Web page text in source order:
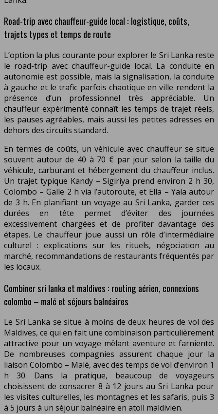
Road-trip avec chauffeur-guide local : logistique, coûts,
trajets types et temps de route
L’option la plus courante pour explorer le Sri Lanka reste
le road-trip avec chauffeur-guide local. La conduite en
autonomie est possible, mais la signalisation, la conduite
à gauche et le trafic parfois chaotique en ville rendent la
présence d’un professionnel très appréciable. Un
chauffeur expérimenté connaît les temps de trajet réels,
les pauses agréables, mais aussi les petites adresses en
dehors des circuits standard.
En termes de coûts, un véhicule avec chauffeur se situe
souvent autour de 40 à 70 € par jour selon la taille du
véhicule, carburant et hébergement du chauffeur inclus.
Un trajet typique Kandy – Sigiriya prend environ 2 h 30,
Colombo – Galle 2 h via l’autoroute, et Ella – Yala autour
de 3 h. En planifiant un voyage au Sri Lanka, garder ces
durées en tête permet d’éviter des journées
excessivement chargées et de profiter davantage des
étapes. Le chauffeur joue aussi un rôle d’intermédiaire
culturel : explications sur les rituels, négociation au
marché, recommandations de restaurants fréquentés par
les locaux.
Combiner sri lanka et maldives : routing aérien, connexions
colombo – malé et séjours balnéaires
Le Sri Lanka se situe à moins de deux heures de vol des
Maldives, ce qui en fait une combinaison particulièrement
attractive pour un voyage mêlant aventure et farniente.
De nombreuses compagnies assurent chaque jour la
liaison Colombo – Malé, avec des temps de vol d’environ 1
h 30. Dans la pratique, beaucoup de voyageurs
choisissent de consacrer 8 à 12 jours au Sri Lanka pour
les visites culturelles, les montagnes et les safaris, puis 3
à 5 jours à un séjour balnéaire en atoll maldivien.